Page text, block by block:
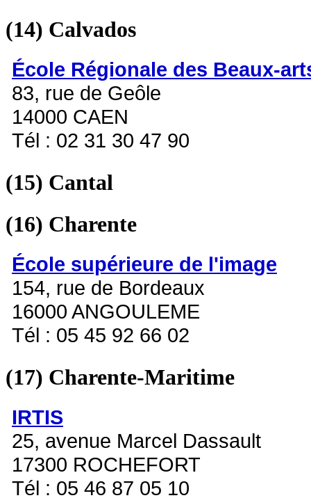
(14) Calvados
École Régionale des Beaux-
83, rue de Geôle
14000 CAEN
Tél : 02 31 30 47 90
(15) Cantal
(16) Charente
École supérieure de l'image
154, rue de Bordeaux
16000 ANGOULEME
Tél : 05 45 92 66 02
(17) Charente-Maritime
IRTIS
25, avenue Marcel Dassault
17300 ROCHEFORT
Tél : 05 46 87 05 10